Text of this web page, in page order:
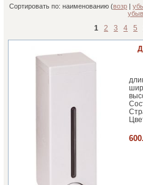
Сортировать по: наименованию (возр |
убыв
1 2 3 4 5